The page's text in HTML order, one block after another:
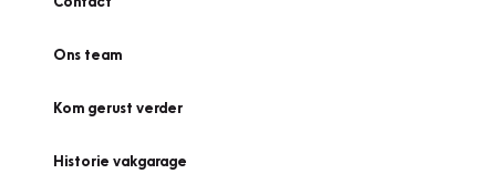
Ons team
Kom gerust verder
Historie vakgarage